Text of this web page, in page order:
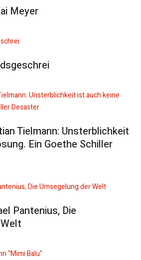
Meyer
Tielmann: Unsterblichkeit
Ein Goethe Schiller
Pantenius, Die